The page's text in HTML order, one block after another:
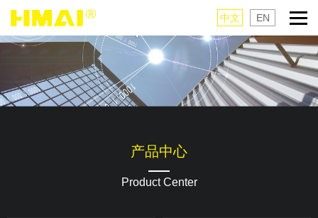
中文 EN
产品中心
Product Center